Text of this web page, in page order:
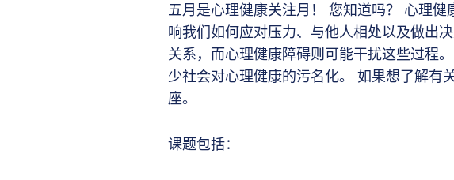
五月是心理健康关注月！ 您知道吗？ 心理
响我们如何应对压力、与他人相处以及做出
关系，而心理健康障碍则可能干扰这些过程
少社会对心理健康的污名化。 如果想了解有
座。
课题包括：